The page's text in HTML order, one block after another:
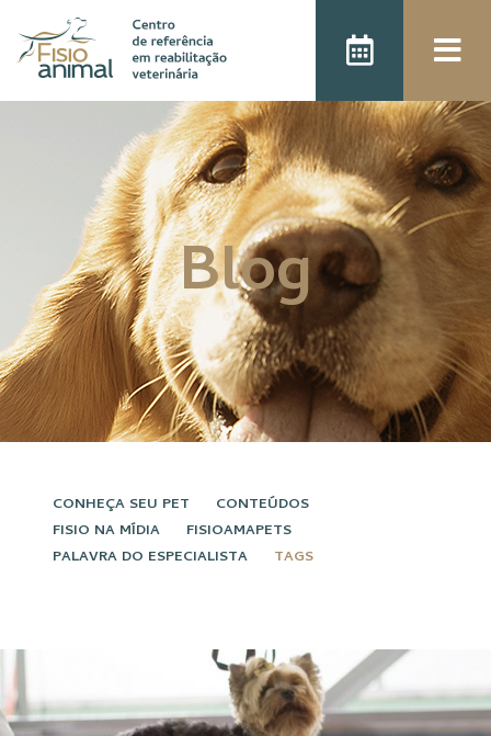
Blog
CONHEÇA SEU PET
CONTEÚDOS
FISIO NA MÍDIA
FISIOAMAPETS
PALAVRA DO ESPECIALISTA
TAGS